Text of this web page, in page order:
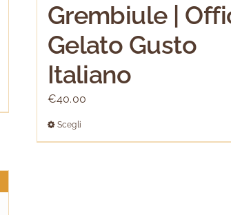
Grembiule |
Gelato Gusto
Italiano
€40.00
Scegli
prodotto